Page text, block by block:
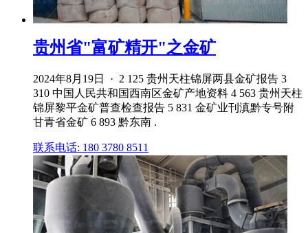
贵州省"富矿精开"之金矿
2024年8月19日 · 2 125 贵州天柱锦屏两县金矿报告 3
310 中国人民共和国西南区金矿产地资料 4 563 贵州天柱
锦屏黎平金矿普查检查报告 5 831 金矿业刊滇黔专号附
甘青省金矿 6 893 黔东南 .
联系电话: 180 3780 8511